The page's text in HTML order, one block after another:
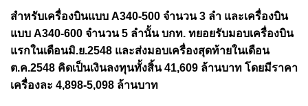
สำหรับเครื่องบินแบบ A340-500 จำนวน 3 ลำ และเครื่องบิน
แบบ A340-600 จำนวน 5 ลำนั้น บกท. ทยอยรับมอบเครื่องบิน
แรกในเดือนมิ.ย.2548 และส่งมอบเครื่องสุดท้ายในเดือน
ต.ค.2548 คิดเป็นเงินลงทุนทั้งสิ้น 41,609 ล้านบาท โดยมีราคา
เครื่องละ 4,898-5,098 ล้านบาท